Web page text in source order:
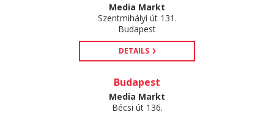
Media Markt
Szentmihályi út 131.
Budapest
DETAILS
Budapest
Media Markt
Bécsi út 136.